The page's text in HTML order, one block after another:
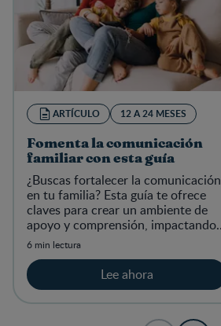
ARTÍCULO 12 A 24 MESES
Fomenta la comunicación
familiar con esta guía
¿Buscas fortalecer la comunicación
en tu familia? Esta guía te ofrece
claves para crear un ambiente de
apoyo y comprensión, impactando
positivamente el desarrollo de tus
6 min lectura
Lee ahora